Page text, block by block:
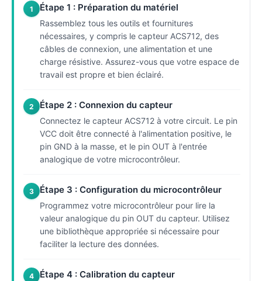
1 Étape 1 : Préparation du matériel
Rassemblez tous les outils et fournitures
nécessaires, y compris le capteur ACS712, des
câbles de connexion, une alimentation et une
charge résistive. Assurez-vous que votre espace de
travail est propre et bien éclairé.
2 Étape 2 : Connexion du capteur
Connectez le capteur ACS712 à votre circuit. Le pin
VCC doit être connecté à l'alimentation positive, le
pin GND à la masse, et le pin OUT à l'entrée
analogique de votre microcontrôleur.
3 Étape 3 : Configuration du microcontrôleur
Programmez votre microcontrôleur pour lire la
valeur analogique du pin OUT du capteur. Utilisez
une bibliothèque appropriée si nécessaire pour
faciliter la lecture des données.
4 Étape 4 : Calibration du capteur